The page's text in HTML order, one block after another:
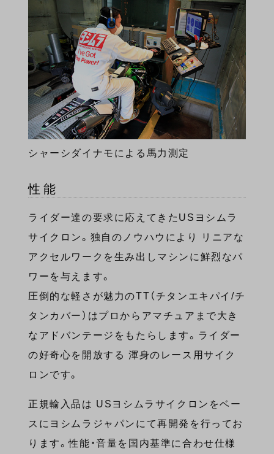
シャーシダイナモによる馬力測定
性能
ライダー達の要求に応えてきたUSヨシムラ
サイクロン。独自のノウハウにより リニアな
アクセルワークを生み出しマシンに鮮烈なパ
ワーを与えます。
圧倒的な軽さが魅力のTT（チタンエキパイ/チ
タンカバー）はプロからアマチュアまで大き
なアドバンテージをもたらします。ライダー
の好奇心を開放する 渾身のレース用サイク
ロンです。
正規輸入品は USヨシムラサイクロンをベー
スにヨシムラジャパンにて再開発を行ってお
ります。性能・音量を国内基準に合わせ仕様